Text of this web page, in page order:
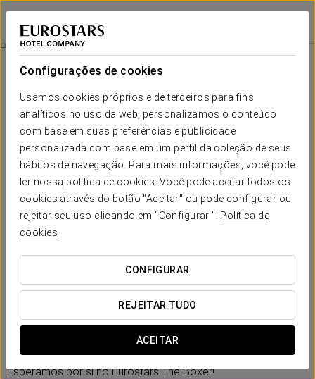
Configurações de cookies
Usamos cookies próprios e de terceiros para fins
analíticos no uso da web, personalizamos o conteúdo
com base em suas preferências e publicidade
personalizada com base em um perfil da coleção de seus
hábitos de navegação. Para mais informações, você pode
ler nossa política de cookies. Você pode aceitar todos os
cookies através do botão "Aceitar" ou pode configurar ou
rejeitar seu uso clicando em "Configurar ". Política de
cookies
CONFIGURAR
REJEITAR TUDO
ACEITAR
Eurostars The Boxer
BOSTON
Promoção Para Residentes De Massachusetts
Promoção para residentes de
Massachusetts
Aproveite ao máximo a sua estadia em Boston e descubra
tudo o que a cidade tem para oferecer. Desfrute de 12% de
desconto no Eurostars The Boxer utilizando o código:
STATERATE. Uma estadia com caráter no coração da
cidade, pensada para o fazer sentir-se em casa.
Esperamos por si no Eurostars The Boxer!